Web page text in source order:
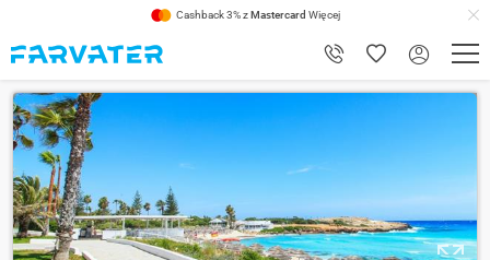
Cashback 3% zMastercard Więcej